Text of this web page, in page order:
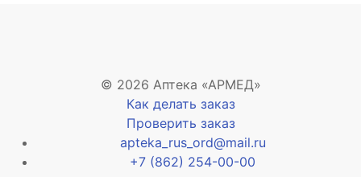
© 2026 Аптека «АРМЕД»
Как делать заказ
Проверить заказ
apteka_rus_ord@mail.ru
+7 (862) 254-00-00